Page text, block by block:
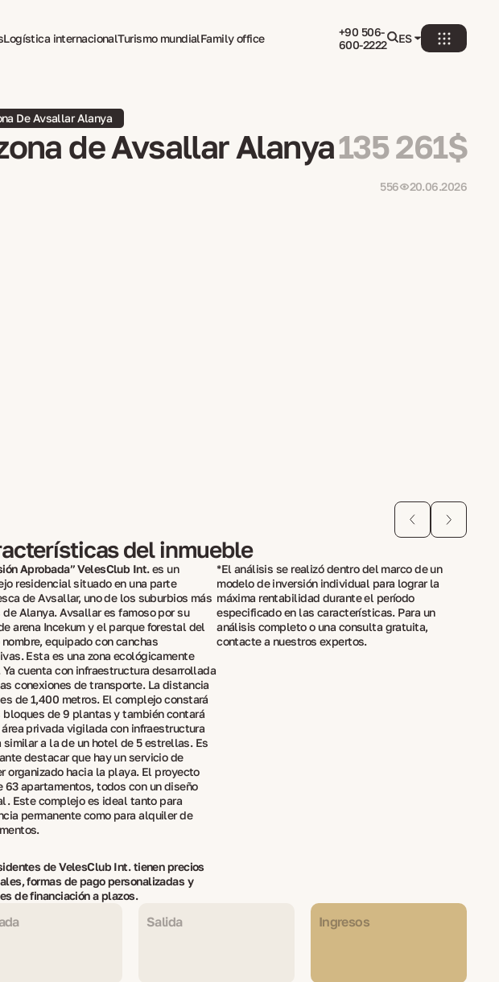
Logística internacionalTurismo mundialFamily office
+90 506-
600-2222
ES
De Avsallar Alanya
de Avsallar Alanya135 261$
556 20.06.2026
del inmueble
Aprobada” VelesClub Int.es un
residencial situado en una parte
de Avsallar, uno de los suburbios más
de Alanya. Avsallar es famoso por su
arena Incekum y el parque forestal del
equipado con canchas
Esta es una zona ecológicamente
cuenta con infraestructura desarrollada
conexiones de transporte. La distancia
de 1,400 metros. El complejo constará
bloques de 9 plantas y también contará
área privada vigilada con infraestructura
similar a la de un hotel de 5 estrellas. Es
destacar que hay un servicio de
organizado hacia la playa. El proyecto
63 apartamentos, todos con un diseño
Este complejo es ideal tanto para
permanente como para alquiler de
de VelesClub Int. tienen precios
formas de pago personalizadas y
de financiación a plazos.
*El análisis se realizó dentro del marco de un
modelo de inversión individual para lograr la
máxima rentabilidad durante el período
especificado en las características. Para un
análisis completo o una consulta gratuita,
contacte a nuestros expertos.
Salida Ingresos